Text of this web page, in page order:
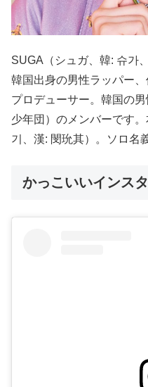
SUGA（シュガ、韓: 슈가
韓国出身の男性ラッパー
プロデューサー。韓国の
少年団）のメンバーです
기、漢: 閔玧其）。ソロ名
かっこいいインス